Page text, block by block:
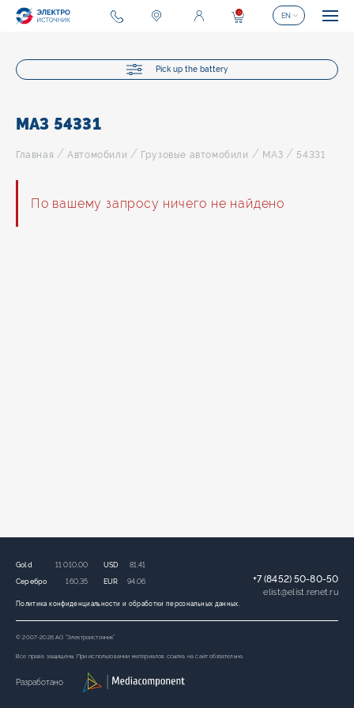
Pick up the battery
МАЗ 54331
Главная /Автомобили / Грузовые автомобили / МАЗ / 54331
По вашему запросу ничего не найдено
Политика конфиденциальности и обработки персональных данных.
Gold 11 010,00
Серебро 160,35
USD 81,41
EUR 94,06 +7 (8452) 50-80-50
elist@elist.renet.ru
© 2007-2026 АО “Электроисточник”
Все права защищены. При использовании материалов ссылка на сайт обязательна.
Разработано
0 EN